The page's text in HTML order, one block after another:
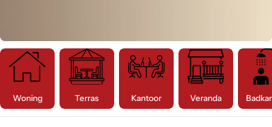
e
Woning Terras Kantoor Veranda